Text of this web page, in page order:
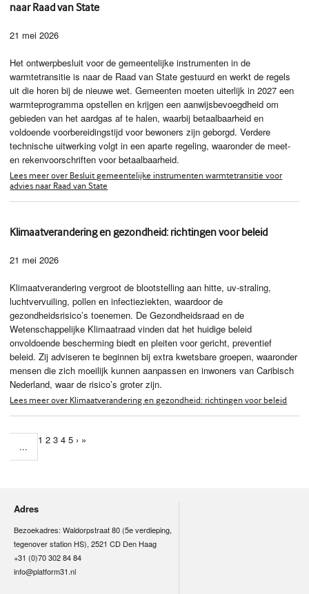
naar Raad van State
21 mei 2026
Het ontwerpbesluit voor de gemeentelijke instrumenten in de
warmtetransitie is naar de Raad van State gestuurd en werkt de regels
uit die horen bij de nieuwe wet. Gemeenten moeten uiterlijk in 2027 een
warmteprogramma opstellen en krijgen een aanwijsbevoegdheid om
gebieden van het aardgas af te halen, waarbij betaalbaarheid en
voldoende voorbereidingstijd voor bewoners zijn geborgd. Verdere
technische uitwerking volgt in een aparte regeling, waaronder de meet-
en rekenvoorschriften voor betaalbaarheid.
Lees meer over Besluit gemeentelijke instrumenten warmtetransitie voor
advies naar Raad van State
Klimaatverandering en gezondheid: richtingen voor beleid
21 mei 2026
Klimaatverandering vergroot de blootstelling aan hitte, uv‑straling,
luchtvervuiling, pollen en infectieziekten, waardoor de
gezondheidsrisico’s toenemen. De Gezondheidsraad en de
Wetenschappelijke Klimaatraad vinden dat het huidige beleid
onvoldoende bescherming biedt en pleiten voor gericht, preventief
beleid. Zij adviseren te beginnen bij extra kwetsbare groepen, waaronder
mensen die zich moeilijk kunnen aanpassen en inwoners van Caribisch
Nederland, waar de risico’s groter zijn.
Lees meer over Klimaatverandering en gezondheid: richtingen voor beleid
12 3 4 5
...
› »
Adres
Bezoekadres: Waldorpstraat 80 (5e verdieping,
tegenover station HS), 2521 CD Den Haag
+31 (0)70 302 84 84
info@platform31.nl